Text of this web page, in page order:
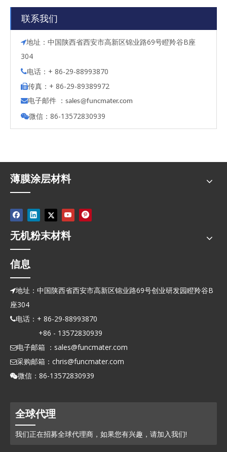
联系我们
地址：中国陕西省西安市高新区锦业路69号瞪羚谷B座
304
电话：+ 86-29-88993870
传真：+ 86-29-89389972
电子邮件 ： sales@funcmater.com
微信：86-13572830939
薄膜涂层材料
无机粉末材料
信息
地址：中国陕西省西安市高新区锦业路69号创业研发园瞪羚谷B
座304
电话：+ 86-29-88993870
+86 - 13572830939
电子邮箱 ： sales@funcmater.com
采购邮箱： chris@funcmater.com
微信：86-13572830939
全球代理
我们正在招募全球代理商，如果您有兴趣，请加入我们!